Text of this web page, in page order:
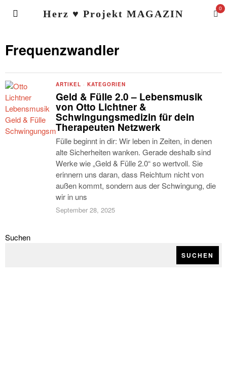
Herz ♥ Projekt MAGAZIN 0
Frequenzwandler
ARTIKEL · KATEGORIEN
Geld & Fülle 2.0 – Lebensmusik
von Otto Lichtner &
Schwingungsmedizin für dein
Therapeuten Netzwerk
Fülle beginnt in dir: Wir leben in Zeiten, in denen
alte Sicherheiten wanken. Gerade deshalb sind
Werke wie „Geld & Fülle 2.0“ so wertvoll. Sie
erinnern uns daran, dass Reichtum nicht von
außen kommt, sondern aus der Schwingung, die
wir in uns
September 28, 2025
Suchen
SUCHEN